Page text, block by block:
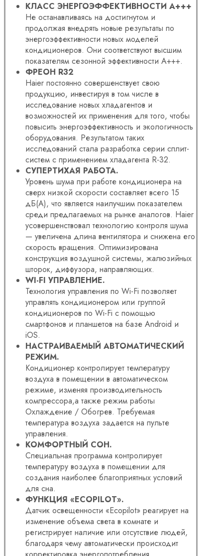
КЛАСС ЭНЕРГОЭФФЕКТИВНОСТИ A+++
Не останавливаясь на достигнутом и
продолжая внедрять новые результаты по
энергоэффективности новых моделей
кондиционеров. Они соответствуют высшим
показателям сезонной эффективности A+++.
ФРЕОН R32
Haier постоянно совершенствует свою
продукцию, инвестируя в том числе в
исследование новых хладагентов и
возможностей их применения для того, чтобы
повысить энергоэффективность и экологичность
оборудования. Результатом таких
исследований стала разработка серии сплит-
систем с применением хладагента R-32.
СУПЕРТИХАЯ РАБОТА.
Уровень шума при работе кондиционера на
сверх низкой скорости составляет всего 15
дБ(А), что является наилучшим показателем
среди предлагаемых на рынке аналогов. Haier
усовершенствовал технологию контроля шума
— увеличена длина вентилятора и снижена его
скорость вращения. Оптимизирована
конструкция воздушной системы, жалюзийных
шторок, диффузора, направляющих.
WI-FI УПРАВЛЕНИЕ.
Технология управления по Wi-Fi позволяет
управлять кондиционером или группой
кондиционеров по Wi-Fi с помощью
смартфонов и планшетов на базе Android и
iOS.
НАСТРАИВАЕМЫЙ АВТОМАТИЧЕСКИЙ
РЕЖИМ.
Кондиционер контролирует температуру
воздуха в помещении в автоматическом
режиме, изменяя производительность
компрессора,а также режим работы
Охлаждение / Обогрев. Требуемая
температура воздуха задается на пульте
управления.
КОМФОРТНЫЙ СОН.
Специальная программа контролирует
температуру воздуха в помещении для
создания наиболее благоприятных условий
для сна.
ФУНКЦИЯ «ECOPILOT».
Датчик освещенности «Ecopilot» реагирует на
изменение объема света в комнате и
регистрирует наличие или отсутствие людей,
благодаря чему автоматически происходит